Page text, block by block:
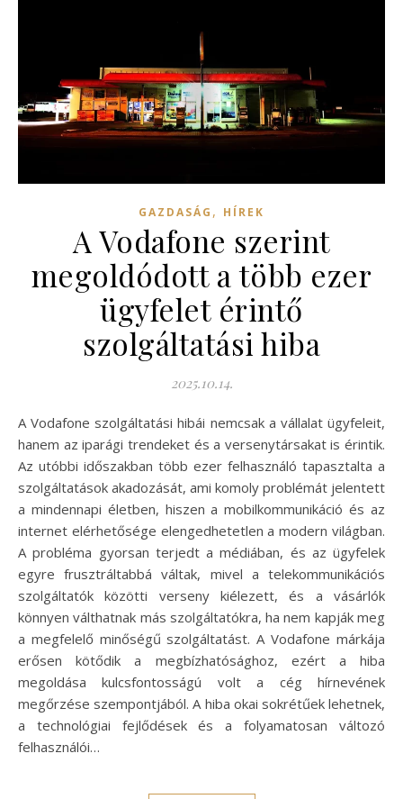
GAZDASÁG , HÍREK
A Vodafone szerint
megoldódott a több ezer
ügyfelet érintő
szolgáltatási hiba
2025.10.14.
A Vodafone szolgáltatási hibái nemcsak a vállalat ügyfeleit,
hanem az iparági trendeket és a versenytársakat is érintik.
Az utóbbi időszakban több ezer felhasználó tapasztalta a
szolgáltatások akadozását, ami komoly problémát jelentett
a mindennapi életben, hiszen a mobilkommunikáció és az
internet elérhetősége elengedhetetlen a modern világban.
A probléma gyorsan terjedt a médiában, és az ügyfelek
egyre frusztráltabbá váltak, mivel a telekommunikációs
szolgáltatók közötti verseny kiélezett, és a vásárlók
könnyen válthatnak más szolgáltatókra, ha nem kapják meg
a megfelelő minőségű szolgáltatást. A Vodafone márkája
erősen kötődik a megbízhatósághoz, ezért a hiba
megoldása kulcsfontosságú volt a cég hírnevének
megőrzése szempontjából. A hiba okai sokrétűek lehetnek,
a technológiai fejlődések és a folyamatosan változó
felhasználói…